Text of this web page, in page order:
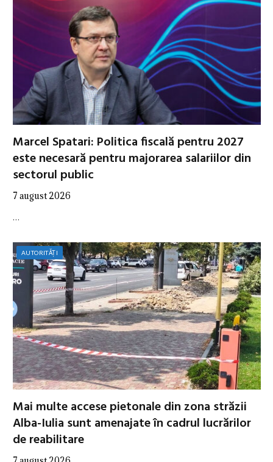
Marcel Spatari: Politica fiscală pentru 2027
este necesară pentru majorarea salariilor din
sectorul public
7 august 2026
…
AUTORITĂȚI
Mai multe accese pietonale din zona străzii
Alba-Iulia sunt amenajate în cadrul lucrărilor
de reabilitare